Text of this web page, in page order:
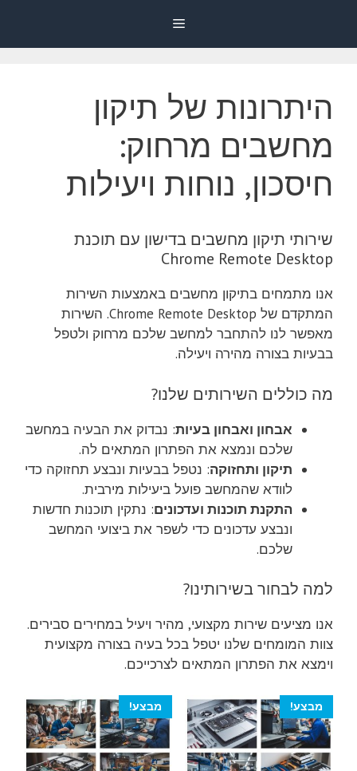
Menu
היתרונות של תיקון
מחשבים מרחוק:
חיסכון, נוחות ויעילות
שירותי תיקון מחשבים בדישון עם תוכנת
Chrome Remote Desktop
אנו מתמחים בתיקון מחשבים באמצעות השירות
המתקדם של Chrome Remote Desktop. השירות
מאפשר לנו להתחבר למחשב שלכם מרחוק ולטפל
בבעיות בצורה מהירה ויעילה.
מה כוללים השירותים שלנו?
אבחון ואבחון בעיות: נבדוק את הבעיה במחשב
שלכם ונמצא את הפתרון המתאים לה.
תיקון ותחזוקה: נטפל בבעיות ונבצע תחזוקה כדי
לוודא שהמחשב פועל ביעילות מירבית.
התקנת תוכנות ועדכונים: נתקין תוכנות חדשות
ונבצע עדכונים כדי לשפר את ביצועי המחשב
שלכם.
למה לבחור בשירותינו?
אנו מציעים שירות מקצועי, מהיר ויעיל במחירים סבירים.
צוות המומחים שלנו יטפל בכל בעיה בצורה מקצועית
וימצא את הפתרון המתאים לצרכייכם.
מבצע! מבצע!